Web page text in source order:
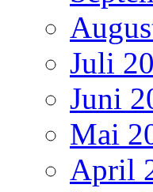
Juli
Juni
Mai
April